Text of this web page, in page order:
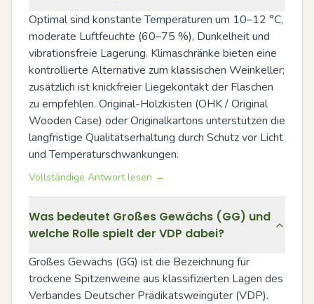
Optimal sind konstante Temperaturen um 10–12 °C,
moderate Luftfeuchte (60–75 %), Dunkelheit und
vibrationsfreie Lagerung. Klimaschränke bieten eine
kontrollierte Alternative zum klassischen Weinkeller;
zusätzlich ist knickfreier Liegekontakt der Flaschen
zu empfehlen. Original-Holzkisten (OHK / Original
Wooden Case) oder Originalkartons unterstützen die
langfristige Qualitätserhaltung durch Schutz vor Licht
und Temperaturschwankungen.
Vollständige Antwort lesen →
Was bedeutet Großes Gewächs (GG) und
welche Rolle spielt der VDP dabei?
Großes Gewächs (GG) ist die Bezeichnung für
trockene Spitzenweine aus klassifizierten Lagen des
Verbandes Deutscher Prädikatsweingüter (VDP).